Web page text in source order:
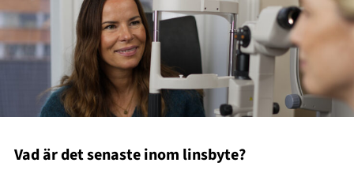
Vad är det senaste inom linsbyte?